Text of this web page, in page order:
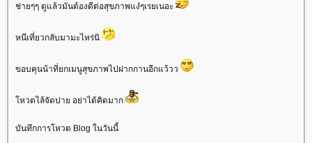
ช่ายๆๆ ดูแล้วมันต้องดีต่อสุขภาพแง๋ๆเรยเนอะ
หนีเที่ยวกลับมามะไหร่นิ
ขอบคุนน้าที่ยกเมนูสุขภาพไปฝากกานอีกแว้วว
หวตไล้จัดปาย อย่าได้คิดมาก
บันทึกการโหวต Blog ในวันนี้